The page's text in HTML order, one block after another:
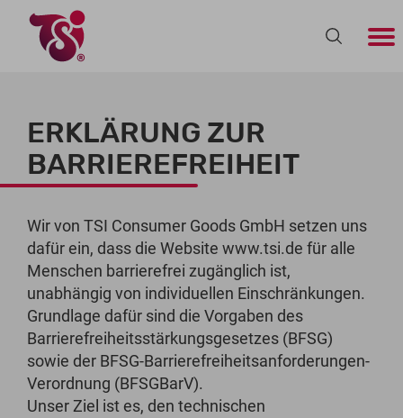
ERKLÄRUNG ZUR
BARRIEREFREIHEIT
Wir von TSI Consumer Goods GmbH setzen uns
dafür ein, dass die Website www.tsi.de für alle
Menschen barrierefrei zugänglich ist,
unabhängig von individuellen Einschränkungen.
Grundlage dafür sind die Vorgaben des
Barrierefreiheitsstärkungsgesetzes (BFSG)
sowie der BFSG-Barrierefreiheitsanforderungen-
Verordnung (BFSGBarV).
Unser Ziel ist es, den technischen